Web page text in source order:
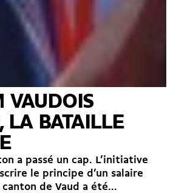
VAUDOIS
LA BATAILLE
a passé un cap. L’initiative
le principe d’un salaire
de Vaud a été...